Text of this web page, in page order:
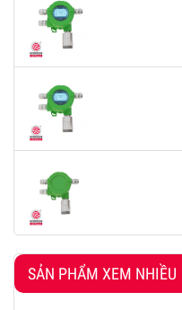
SẢN PHẨM XEM NHIỀU